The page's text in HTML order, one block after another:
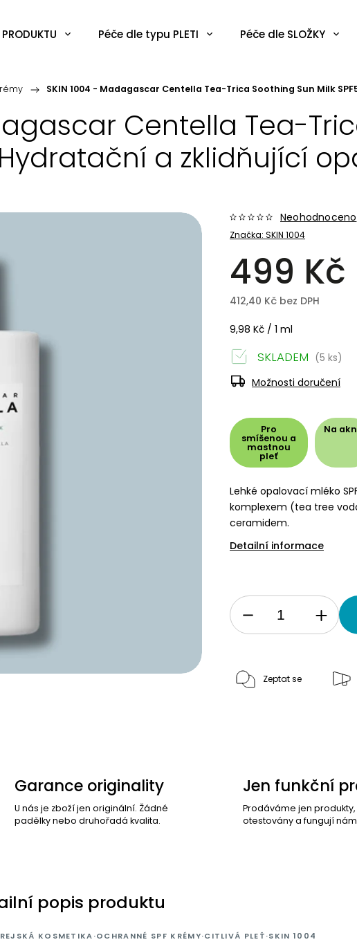
Péče dle typu PLETI Péče dle SLOŽKY
/ SKIN 1004 - Madagascar Centella Tea-Trica Soothing Sun Milk
Centella Tea-
Hydratační a zklidňující
Značka:SKIN 1004
Neohodnoceno
499 Kč
412,40 Kč bez DPH
9,98 Kč / 1 ml
Pro
smíšenou a
mastnou
pleť
Na
Lehké opalovací mléko
komplexem (tea tree
ceramidem.
Detailní informace
SKLADEM (5 ks)
Možnosti doručení
Zeptat se
Garance originality
U nás je zboží jen originální. Žádné
padělky nebo druhořadá kvalita.
Jen funkční
Prodáváme jen
otestovány a fungují
popis produktu
KOSMETIKA·OCHRANNÉ SPF KRÉMY·CITLIVÁ PLEŤ·SKIN 1004